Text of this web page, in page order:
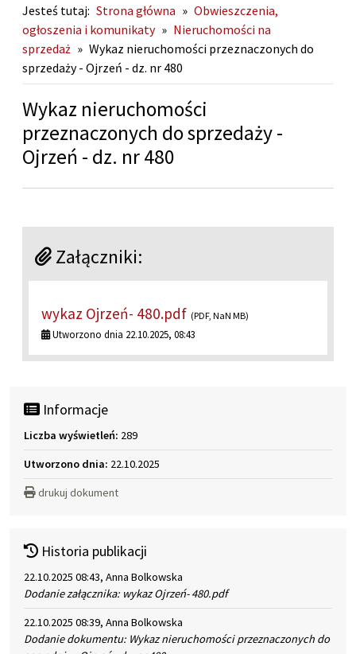
Jesteś tutaj: Strona główna » Obwieszczenia,
ogłoszenia i komunikaty » Nieruchomości na
sprzedaż » Wykaz nieruchomości przeznaczonych do
sprzedaży - Ojrzeń - dz. nr 480
Wykaz nieruchomości
przeznaczonych do sprzedaży -
Ojrzeń - dz. nr 480
Załączniki:
wykaz Ojrzeń- 480.pdf (PDF, NaN MB)
Utworzono dnia 22.10.2025, 08:43
Informacje
Liczba wyświetleń: 289
Utworzono dnia: 22.10.2025
drukuj dokument
Historia publikacji
22.10.2025 08:43, Anna Bolkowska
Dodanie załącznika: wykaz Ojrzeń- 480.pdf
22.10.2025 08:39, Anna Bolkowska
Dodanie dokumentu: Wykaz nieruchomości przeznaczonych do